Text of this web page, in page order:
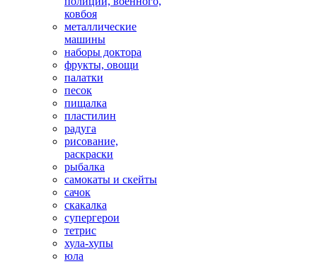
ковбоя
металлические
машины
наборы доктора
фрукты, овощи
палатки
песок
пищалка
пластилин
радуга
рисование,
раскраски
рыбалка
самокаты и скейты
сачок
скакалка
супергерои
тетрис
хула-хупы
юла